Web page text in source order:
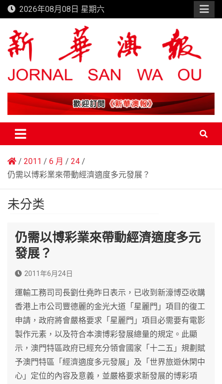
Skip
to
content
2026年08月08日 星期六
新華澳報
2011 6 月
24
仍需以博彩業來帶動經濟適度多元發展？
未分类
仍需以博彩業來帶動經濟適度多元
發展？
2011年6月24日
運輸工務司司長劉仕堯昨日表示，已收到新濠博亞收購
香港上市公司豐德麗的金光大道「星麗門」項目的復工
申請，政府將會嚴格要求「星麗門」項目必需要有電影
製作元素，以及符合本澳博彩發展總量的規定。此顯
示，澳門特區政府已經充分領會國家「十二五」規劃賦
予澳門特區「經濟適度多元發展」及「世界旅遊休閑中
心」定位的內容及意義，並嚴格要求新發展的博彩項